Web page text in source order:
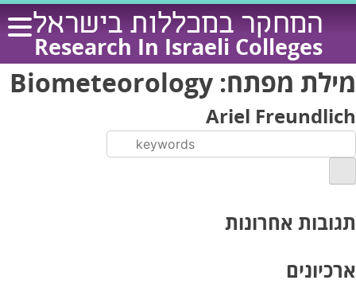
Skip
content
המחקר במכללות בישראל
Research In Israeli Colleges
מילת מפתח: Biometeorology
Ariel Freundlich
תגובות אחרונות
ארכיונים